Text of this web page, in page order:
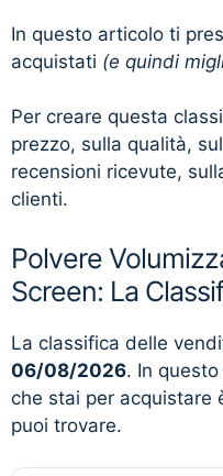
In questo articolo ti
acquistati (e quindi
Per creare questa
prezzo, sulla qualità,
recensioni ricevute,
clienti.
Polvere
Screen: La
La classifica delle
06/08/2026. In
che stai per acquistare
puoi trovare.